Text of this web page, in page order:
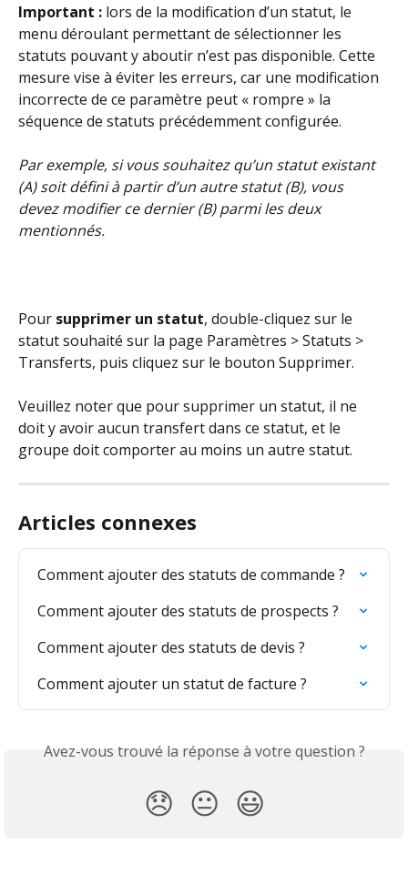
Important : lors de la modification d’un statut, le
menu déroulant permettant de sélectionner les
statuts pouvant y aboutir n’est pas disponible. Cette
mesure vise à éviter les erreurs, car une modification
incorrecte de ce paramètre peut « rompre » la
séquence de statuts précédemment configurée.
Par exemple, si vous souhaitez qu’un statut existant
(A) soit défini à partir d’un autre statut (B), vous
devez modifier ce dernier (B) parmi les deux
mentionnés.
Pour supprimer un statut, double-cliquez sur le
statut souhaité sur la page Paramètres > Statuts >
Transferts, puis cliquez sur le bouton Supprimer.
Veuillez noter que pour supprimer un statut, il ne
doit y avoir aucun transfert dans ce statut, et le
groupe doit comporter au moins un autre statut.
Articles connexes
Comment ajouter des statuts de commande ?
Comment ajouter des statuts de prospects ?
Comment ajouter des statuts de devis ?
Comment ajouter un statut de facture ?
Avez-vous trouvé la réponse à votre question ?
😞 😐 😃